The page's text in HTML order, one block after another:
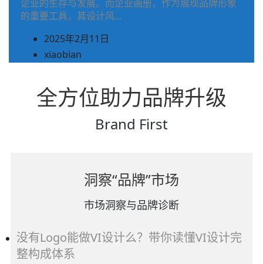
者
姓
之
前
用)
作
企业的生存与发展。而企业画册，作为展现品牌形象
的重要工具，其设计风...
2025年2月11日
(在
章
作
者
xiaobian
全方位助力品牌升级
Brand First
洞察“品牌”市场
市场洞察与品牌诊断
没有Logo能做VI设计么？带你读懂VI设计完
整构成体系